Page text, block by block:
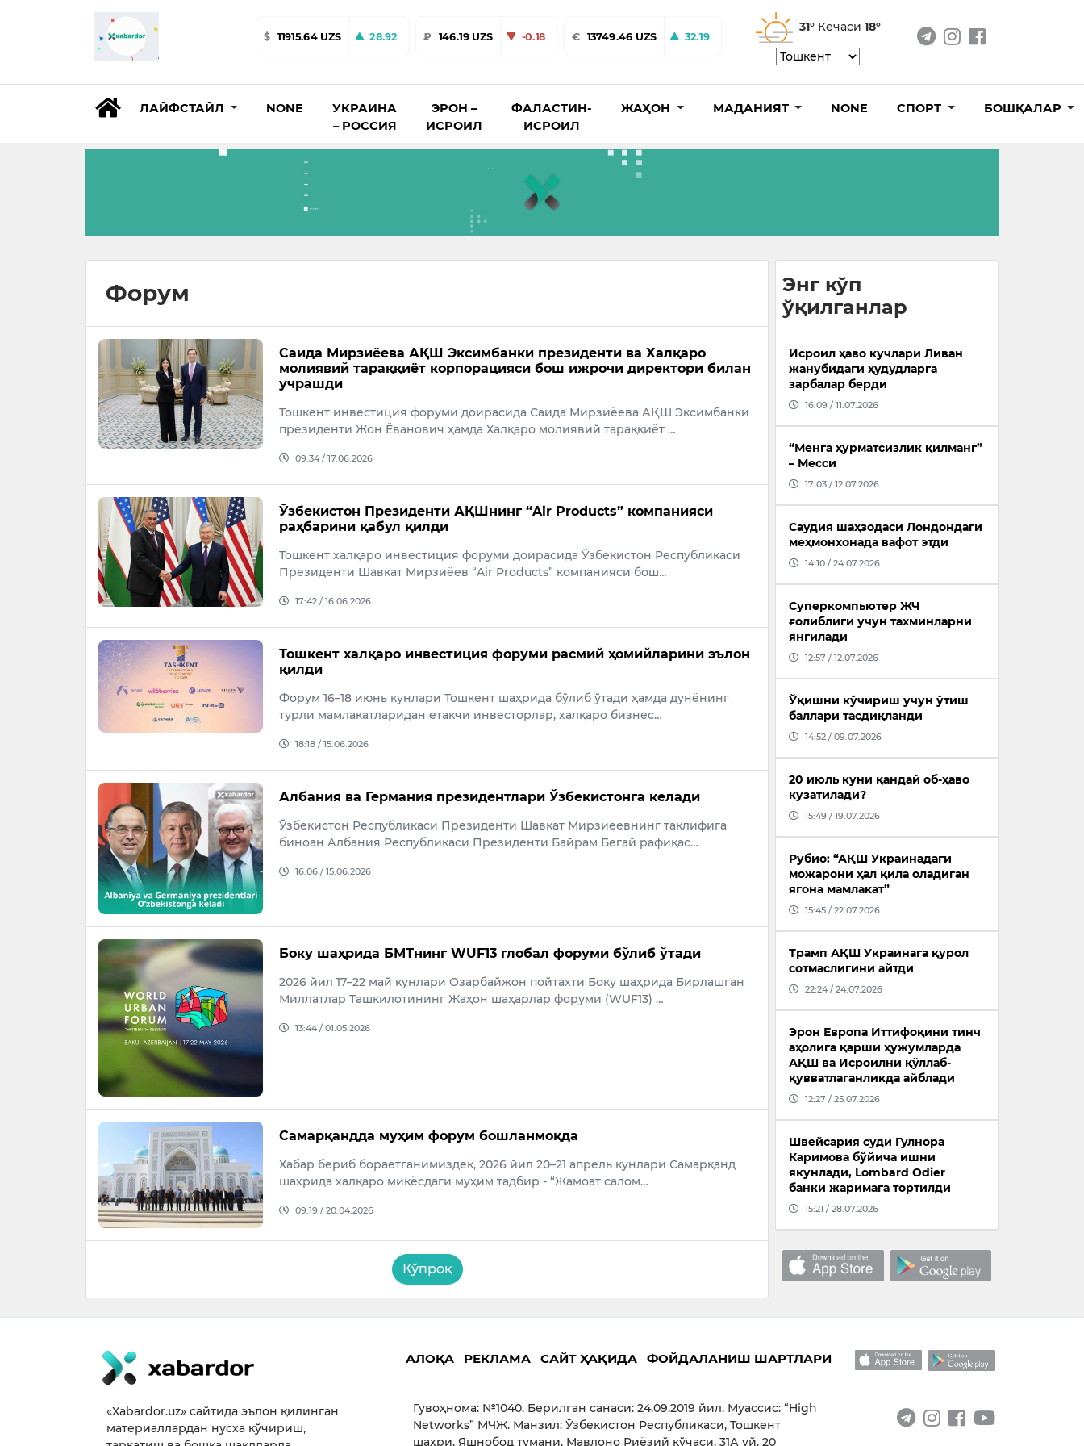
$ 11915.64 UZS 28.92 ₽ 146.19 UZS -0.18 € 13749.46 UZS 32.19
31° Кечаси 18°
ЛАЙФСТАЙЛ NONE
УКРАИНА
– РОССИЯ
ЭРОН –
ИСРОИЛ
ФАЛАСТИН-
ИСРОИЛ
ЖАҲОН МАДАНИЯТ NONE СПОРТ БОШҚАЛАР
Форум
Саида Мирзиёева АҚШ Эксимбанки президенти ва Халқаро
молиявий тараққиёт корпорацияси бош ижрочи директори билан
учрашди
Тошкент инвестиция форуми доирасида Саида Мирзиёева АҚШ Эксимбанки
президенти Жон Ёванович ҳамда Халқаро молиявий тараққиёт …
09:34 / 17.06.2026
Ўзбекистон Президенти АҚШнинг “Air Products” компанияси
раҳбарини қабул қилди
Тошкент халқаро инвестиция форуми доирасида Ўзбекистон Республикаси
Президенти Шавкат Мирзиёев “Air Products” компанияси бош…
17:42 / 16.06.2026
Тошкент халқаро инвестиция форуми расмий ҳомийларини эълон
қилди
Форум 16–18 июнь кунлари Тошкент шаҳрида бўлиб ўтади ҳамда дунёнинг
турли мамлакатларидан етакчи инвесторлар, халқаро бизнес…
18:18 / 15.06.2026
Албания ва Германия президентлари Ўзбекистонга келади
Ўзбекистон Республикаси Президенти Шавкат Мирзиёевнинг таклифига
биноан Албания Республикаси Президенти Байрам Бегай рафиқас…
16:06 / 15.06.2026
Боку шаҳрида БМТнинг WUF13 глобал форуми бўлиб ўтади
2026 йил 17–22 май кунлари Озарбайжон пойтахти Боку шаҳрида Бирлашган
Миллатлар Ташкилотининг Жаҳон шаҳарлар форуми (WUF13) …
13:44 / 01.05.2026
Самарқандда муҳим форум бошланмоқда
Хабар бериб бораётганимиздек, 2026 йил 20–21 апрель кунлари Самарқанд
шаҳрида халқаро миқёсдаги муҳим тадбир - “Жамоат салом…
09:19 / 20.04.2026
Кўпроқ
Энг кўп
ўқилганлар
Исроил ҳаво кучлари Ливан
жанубидаги ҳудудларга
зарбалар берди
16:09 / 11.07.2026
“Менга ҳурматсизлик қилманг”
– Месси
17:03 / 12.07.2026
Саудия шаҳзодаси Лондондаги
меҳмонхонада вафот этди
14:10 / 24.07.2026
Суперкомпьютер ЖЧ
ғолиблиги учун тахминларни
янгилади
12:57 / 12.07.2026
Ўқишни кўчириш учун ўтиш
баллари тасдиқланди
14:52 / 09.07.2026
20 июль куни қандай об-ҳаво
кузатилади?
15:49 / 19.07.2026
Рубио: “АҚШ Украинадаги
можарони ҳал қила оладиган
ягона мамлакат”
15:45 / 22.07.2026
Трамп АҚШ Украинага қурол
сотмаслигини айтди
22:24 / 24.07.2026
Эрон Европа Иттифоқини тинч
аҳолига қарши ҳужумларда
АҚШ ва Исроилни қўллаб-
қувватлаганликда айблади
12:27 / 25.07.2026
Швейсария суди Гулнора
Каримова бўйича ишни
якунлади, Lombard Odier
банки жаримага тортилди
15:21 / 28.07.2026
«Xabardor.uz» сайтида эълон қилинган
материаллардан нусха кўчириш,
АЛОҚА РЕКЛАМА САЙТ ҲАҚИДА ФОЙДАЛАНИШ ШАРТЛАРИ
Гувоҳнома: №1040. Берилган санаси: 24.09.2019 йил. Муассис: “High
Networks” МЧЖ. Манзил: Ўзбекистон Республикаси, Тошкент
шаҳри, Яшнобод тумани, Мавлоно Риёзий кўчаси, 31А уй, 20